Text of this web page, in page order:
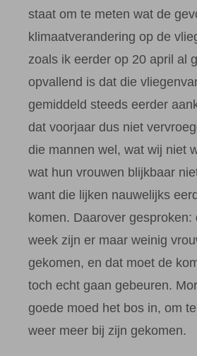
staat om te meten wat de
klimaatverandering op de
zoals ik eerder op 20 april al
opvallend is dat die
gemiddeld steeds eerder
dat voorjaar dus niet
die mannen wel, wat wij niet
wat hun vrouwen blijkbaar
want die lijken nauwelijks
komen. Daarover gesproken:
week zijn er maar weinig
gekomen, en dat moet de
toch echt gaan gebeuren.
goede moed het bos in, om
weer meer bij zijn gekomen.